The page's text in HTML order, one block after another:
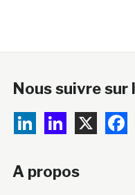
Nous suivre sur
A propos